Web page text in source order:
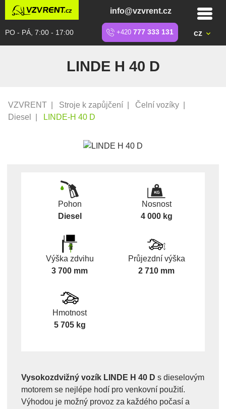
info@vzvrent.cz
PO - PÁ, 7:00 - 17:00 +420 777 333 131 cz
LINDE H 40 D
VZVRENT Stroje k zapůjčení Čelní vozíky
Diesel
LINDE-H 40 D
Pohon
Diesel
Nosnost
4 000 kg
Výška zdvihu
3 700 mm
Průjezdní výška
2 710 mm
Hmotnost
5 705 kg
Vysokozdvižný vozík LINDE H 40 D s dieselovým
motorem se nejlépe hodí pro venkovní použití.
Výhodou je možný provoz za každého počasí a